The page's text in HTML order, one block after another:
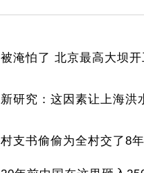
被淹怕了 北京最高大坝开
新研究：这因素让上海洪
村支书偷偷为全村交了8